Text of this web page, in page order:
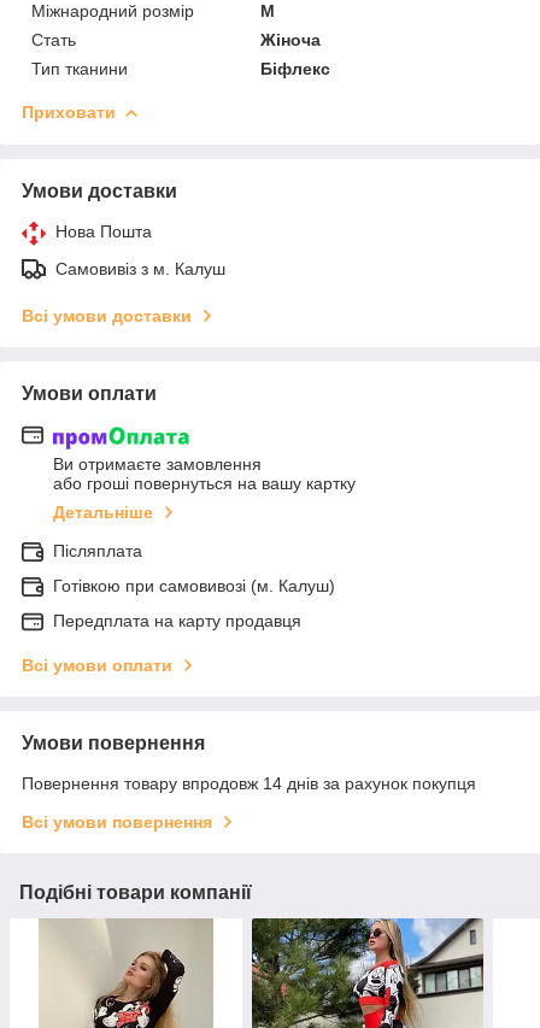
Міжнародний розмір
M
Стать
Жіноча
Тип тканини
Біфлекс
Приховати
Умови доставки
Нова Пошта
Самовивіз з м. Калуш
Всі умови доставки
Умови оплати
Ви отримаєте замовлення
або гроші повернуться на вашу картку
Детальніше
Післяплата
Готівкою при самовивозі (м. Калуш)
Передплата на карту продавця
Всі умови оплати
Умови повернення
Повернення товару впродовж 14 днів за рахунок покупця
Всі умови повернення
Подібні товари компанії